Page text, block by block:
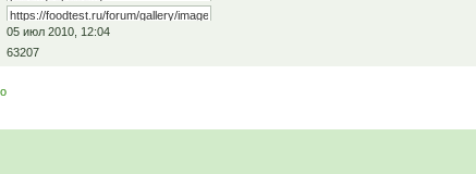
05 июл 2010, 12:04
63207